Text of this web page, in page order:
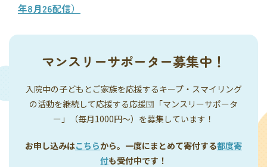
年8月26配信）
マンスリーサポーター募集中！
入院中の子どもとご家族を応援するキープ・スマイリング
の活動を継続して応援する応援団「マンスリーサポータ
ー」（毎月1000円〜）を募集しています！
お申し込みはこちらから。一度にまとめて寄付する都度寄
付も受付中です！